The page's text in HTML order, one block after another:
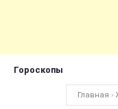
Гороскопы
Главная ›